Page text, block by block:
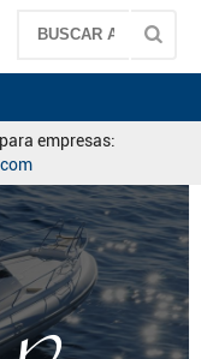
empresas: